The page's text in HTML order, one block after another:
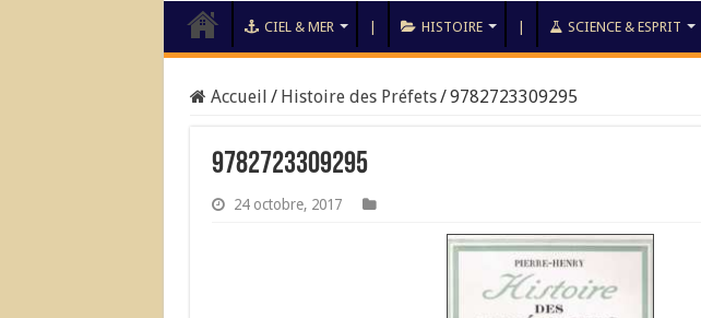
CIEL & MER HISTOIRE SCIENCE & ESPRIT
Accueil / Histoire des Préfets/9782723309295
9782723309295
24 octobre, 2017